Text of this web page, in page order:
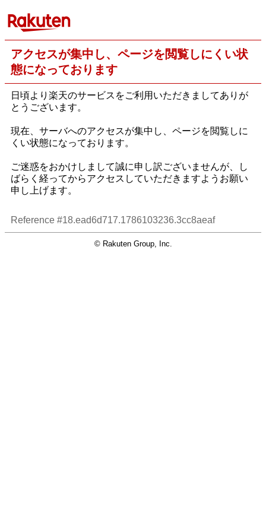
アクセスが集中し、ページを閲覧しにくい状
態になっております
日頃より楽天のサービスをご利用いただきましてありが
とうございます。
現在、サーバへのアクセスが集中し、ページを閲覧しに
くい状態になっております。
ご迷惑をおかけしまして誠に申し訳ございませんが、し
ばらく経ってからアクセスしていただきますようお願い
申し上げます。
Reference #18.ead6d717.1786103236.3cc8aeaf
© Rakuten Group, Inc.